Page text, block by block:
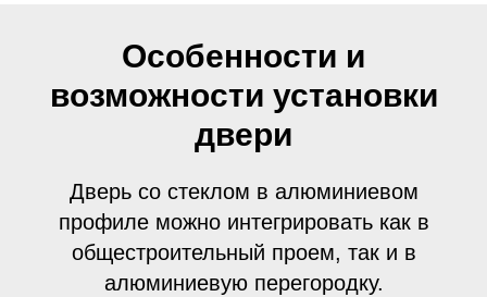
Особенности и
возможности установки
двери
Дверь со стеклом в алюминиевом
профиле можно интегрировать как в
общестроительный проем, так и в
алюминиевую перегородку.